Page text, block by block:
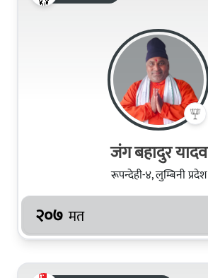
जंग बहादुर यादव
रूपन्देही-४, लुम्बिनी प्रदेश
२०७ मत